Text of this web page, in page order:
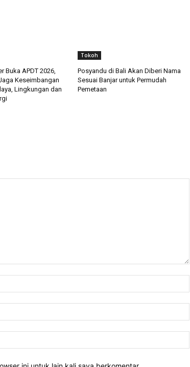
Buka APDT 2026,
Keseimbangan
Lingkungan dan
Tokoh
Posyandu di Bali Akan Diberi Nama
Sesuai Banjar untuk Permudah
Pemetaan